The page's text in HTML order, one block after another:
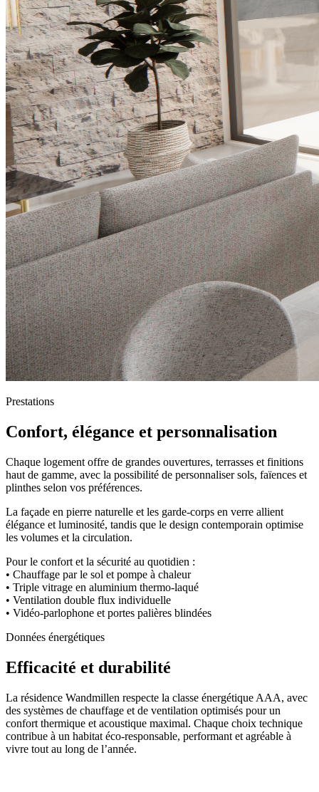
Prestations
Confort, élégance et personnalisation
Chaque logement offre de grandes ouvertures, terrasses et finitions
haut de gamme, avec la possibilité de personnaliser sols, faïences et
plinthes selon vos préférences.
La façade en pierre naturelle et les garde-corps en verre allient
élégance et luminosité, tandis que le design contemporain optimise
les volumes et la circulation.
Pour le confort et la sécurité au quotidien :
• Chauffage par le sol et pompe à chaleur
• Triple vitrage en aluminium thermo-laqué
• Ventilation double flux individuelle
• Vidéo-parlophone et portes palières blindées
Données énergétiques
Efficacité et durabilité
La résidence Wandmillen respecte la classe énergétique AAA, avec
des systèmes de chauffage et de ventilation optimisés pour un
confort thermique et acoustique maximal. Chaque choix technique
contribue à un habitat éco-responsable, performant et agréable à
vivre tout au long de l’année.